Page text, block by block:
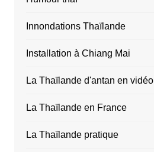
Innondations Thaïlande
Installation à Chiang Mai
La Thaïlande d'antan en vidéo
La Thaïlande en France
La Thaïlande pratique